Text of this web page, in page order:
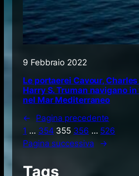
9 Febbraio 2022
Le portaerei Cavour,
Harry S. Truman navigano
nel Mar Mediterraneo
←
Pagina precedente
1 … 354 355 356 … 526
Pagina successiva
→
Tags